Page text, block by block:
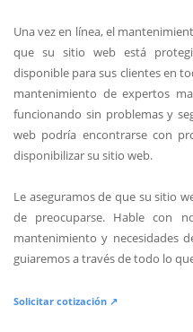
Una vez en línea, el
que su sitio web está
disponible para sus clientes en
mantenimiento de expertos
funcionando sin problemas y
web podría encontrarse con
disponibilizar su sitio web.
Le aseguramos de que su sitio
de preocuparse. Hable con
mantenimiento y necesidades
guiaremos a través de todo lo
Solicitar cotización ↗